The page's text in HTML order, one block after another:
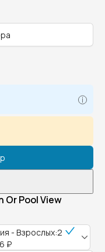
Or Pool View
- Взрослых:2
₽